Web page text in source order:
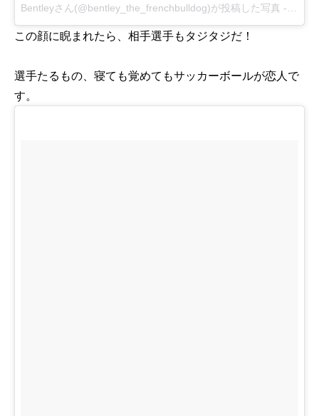
Bentleyさん(@bentley_the_frenchbulldog)が投稿した写真 -
この顔に睨まれたら、相手選手もタジタジだ！
選手たるもの、寝ても覚めてもサッカーボールが恋人で
す。